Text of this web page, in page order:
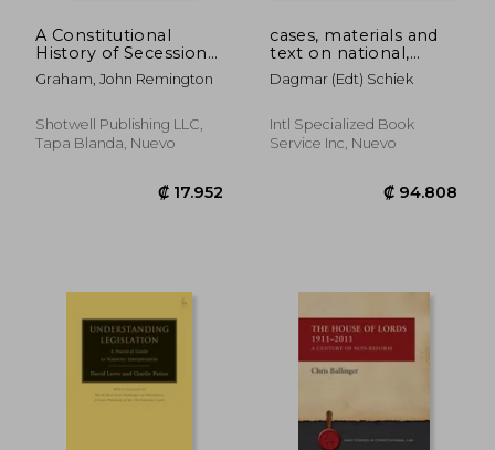
₡ 10.884
A Constitutional
History of Secession
(en Inglés)
Graham, John Remington
Shotwell Publishing LLC,
Tapa Blanda, Nuevo
cases, materials and
text on national,
supranational and
international non-
law,iuascommune
cass for the common
Dagmar (edt) Schiek
Intl Specialized Book
Service Inc, Nuevo